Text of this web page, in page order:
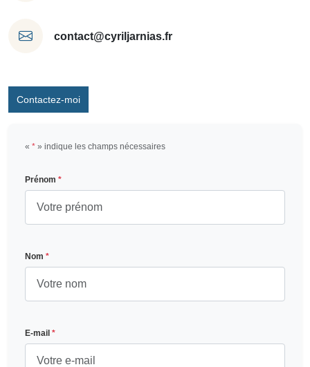
contact@cyriljarnias.fr
Contactez-moi
« * » indique les champs nécessaires
Prénom *
Nom *
E-mail *